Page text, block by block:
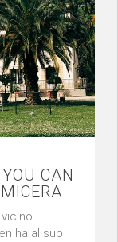
CAN
ha al suo